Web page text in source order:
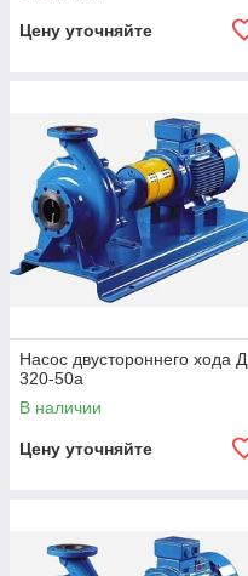
Цену уточняйте
Насос двустороннего хода Д
320-50а
В наличии
Цену уточняйте